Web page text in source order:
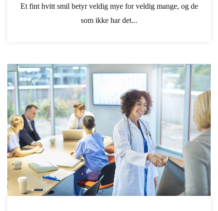
Et fint hvitt smil betyr veldig mye for veldig mange, og de
som ikke har det...